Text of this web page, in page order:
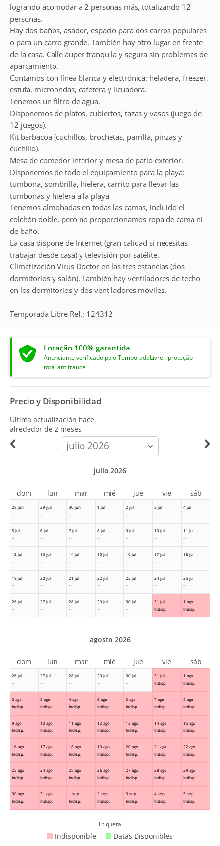
logrando acomodar a 2 personas más, totalizando 12
personas.
Hay dos baños, asador, espacio para dos carros populares
o para un carro grande. También hay otro lugar en frente
de la casa. Calle auper tranquila y segura sin problemas de
aparcamiento.
Contamos con línea blanca y electrónica: heladera, freezer,
estufa, microondas, cafetera y licuadora.
Tenemos un filtro de agua.
Disponemos de platos, cubiertos, tazas y vasos (juego de
12 juegos).
Kit barbacoa (cuchillos, brochetas, parrilla, pinzas y
cuchillo).
Mesa de comedor interior y mesa de patio exterior.
Disponemos de todo el equipamiento para la playa:
tumbona, sombrilla, hielera, carrito para llevar las
tumbonas y hielera a la playa.
Tenemos almohadas en todas las camas, incluido el
colchón doble, pero no proporcionamos ropa de cama ni
de baño.
La casa dispone de Internet (gran calidad si necesitas
trabajar desde casa) y televisión por satélite.
Climatización Virus Doctor en las tres estancias (dos
dormitorios y salón). También hay ventiladores de techo
en los dormitorios y dos ventiladores móviles.
Temporada Libre Ref.: 124312
Locação 100% garantida
Anunciante verificado pelo TemporadaLivre - proteção
total antifraude
Precio y Disponibilidad
Ultima actualización hace
alrededor de 2 meses
calendar-
month
28 jun
--
29 jun
--
30 jun
--
1 jul
--
2 jul
--
3 jul
--
4 jul
--
5 jul
--
6 jul
--
7 jul
--
8 jul
--
9 jul
--
10 jul
--
11 jul
--
12 jul
--
13 jul
--
14 jul
--
15 jul
--
16 jul
--
17 jul
--
18 jul
--
19 jul
--
20 jul
--
21 jul
--
22 jul
--
23 jul
--
24 jul
--
25 jul
--
26 jul
--
27 jul
--
28 jul
--
29 jul
--
30 jul
--
31 jul
Indisp.
1 ago
Indisp.
julio 2026
dom lun mar mié jue vie sáb
26 jul
--
27 jul
--
28 jul
--
29 jul
--
30 jul
--
31 jul
Indisp.
1 ago
Indisp.
2 ago
Indisp.
3 ago
Indisp.
4 ago
Indisp.
5 ago
Indisp.
6 ago
Indisp.
7 ago
Indisp.
8 ago
Indisp.
9 ago
Indisp.
10 ago
Indisp.
11 ago
Indisp.
12 ago
Indisp.
13 ago
Indisp.
14 ago
Indisp.
15 ago
Indisp.
16 ago
Indisp.
17 ago
Indisp.
18 ago
Indisp.
19 ago
Indisp.
20 ago
Indisp.
21 ago
Indisp.
22 ago
Indisp.
23 ago
Indisp.
24 ago
Indisp.
25 ago
Indisp.
26 ago
Indisp.
27 ago
Indisp.
28 ago
Indisp.
29 ago
Indisp.
30 ago
Indisp.
31 ago
Indisp.
1 sep
Indisp.
2 sep
Indisp.
3 sep
Indisp.
4 sep
Indisp.
5 sep
Indisp.
agosto 2026
dom lun mar mié jue vie sáb
Etiqueta
Indisponible Datas Disponibles